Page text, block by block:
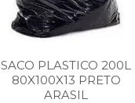
SACO PLASTICO 200L
80X100X13 PRETO
ARASIL